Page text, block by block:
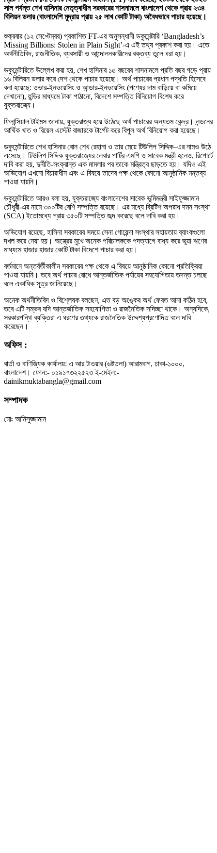
সাল পর্যন্ত শেখ হাসিনার নেতৃত্বাধীন সরকারের শাসনামলে বাংলাদেশ থেকে প্রায় ২৩৪
বিলিয়ন ডলার (বাংলাদেশি মুদ্রায় প্রায় ২৫ লাখ কোটি টাকা) অবৈধভাবে পাচার হয়েছে।
শুক্রবার (১২ সেপ্টেম্বর) প্রকাশিত FT-এর অনুসন্ধানী ডকুমেন্টারি ‘Bangladesh’s
Missing Billions: Stolen in Plain Sight’-এ এই তথ্য প্রকাশ করা হয়। এতে
অর্থনীতিবিদ, রাজনীতিক, ব্যবসায়ী ও আন্দোলনকারীদের বক্তব্য তুলে ধরা হয়।
ডকুমেন্টারিতে উল্লেখ করা হয়, শেখ হাসিনার ১৫ বছরের শাসনামলে প্রতি বছর গড়ে প্রায়
১৬ বিলিয়ন ডলার করে দেশ থেকে পাচার হয়েছে। অর্থ পাচারের প্রধান পদ্ধতি হিসেবে
বলা হয়েছে: ওভার-ইনভয়েসিং ও আন্ডার-ইনভয়েসিং (পণ্যের দাম বাড়িয়ে বা কমিয়ে
দেখানো), হুন্ডির মাধ্যমে টাকা পাঠানো, বিদেশে সম্পত্তি বিনিয়োগ বিশেষ করে
যুক্তরাজ্যে।
ফিনান্সিয়াল টাইমস জানায়, যুক্তরাজ্য হয়ে উঠেছে অর্থ পাচারের অন্যতম কেন্দ্র। লন্ডনের
আর্থিক খাত ও রিয়েল এস্টেট বাজারকে টার্গেট করে বিপুল অর্থ বিনিয়োগ করা হয়েছে।
ডকুমেন্টারিতে শেখ হাসিনার বোন শেখ রেহানা ও তার মেয়ে টিউলিপ সিদ্দিক–এর নামও উঠে
এসেছে। টিউলিপ সিদ্দিক যুক্তরাজ্যের লেবার পার্টির এমপি ও সাবেক মন্ত্রী হলেও, রিপোর্টে
দাবি করা হয়, দুর্নীতি-সংক্রান্ত এক মামলার পর তাকে মন্ত্রিত্ব ছাড়তে হয়। যদিও এই
অভিযোগ এখনো বিচারাধীন এবং এ বিষয়ে তাদের পক্ষ থেকে কোনো আনুষ্ঠানিক মন্তব্য
পাওয়া যায়নি।
ডকুমেন্টারিতে আরও বলা হয়, যুক্তরাজ্যে বাংলাদেশের সাবেক ভূমিমন্ত্রী সাইফুজ্জামান
চৌধুরী-এর নামে ৩০০টির বেশি সম্পত্তি রয়েছে। এর মধ্যে ব্রিটিশ অপরাধ দমন সংস্থা
(SCA) ইতোমধ্যে প্রায় ৩৫০টি সম্পত্তি জব্দ করেছে বলে দাবি করা হয়।
অভিযোগ রয়েছে, হাসিনা সরকারের সময়ে সেনা গোয়েন্দা সংস্থার সহায়তায় ব্যাংকগুলো
দখল করে নেয়া হয়। অস্ত্রের মুখে অনেক পরিচালককে পদত্যাগে বাধ্য করে ভুয়া ঋণের
মাধ্যমে হাজার হাজার কোটি টাকা বিদেশে পাচার করা হয়।
বর্তমানে অন্তর্বর্তীকালীন সরকারের পক্ষ থেকে এ বিষয়ে আনুষ্ঠানিক কোনো প্রতিক্রিয়া
পাওয়া যায়নি। তবে অর্থ পাচার রোধে আন্তর্জাতিক পর্যায়ের সহযোগিতায় তদন্ত চলছে
বলে একাধিক সূত্র জানিয়েছে।
অনেক অর্থনীতিবিদ ও বিশ্লেষক বলছেন, এত বড় অঙ্কের অর্থ ফেরত আনা কঠিন হবে,
তবে এটি সম্ভব যদি আন্তর্জাতিক সহযোগিতা ও রাজনৈতিক সদিচ্ছা থাকে। অন্যদিকে,
সরকারপন্থি ব্যক্তিরা এ ধরণের তথ্যকে রাজনৈতিক উদ্দেশ্যপ্রণোদিত বলে দাবি
করেছেন।
অফিস :
বার্তা ও বাণিজ্যিক কার্যালয়: এ আর টাওয়ার (৬ষ্টতলা) আরামবাগ, ঢাকা-১০০০,
বাংলাদেশ। ফোন:- ০১৯১৭৩২২৫২৩ ই-মেইল:-
dainikmuktabangla@gmail.com
সম্পাদক
মোঃ আনিসুজ্জামান